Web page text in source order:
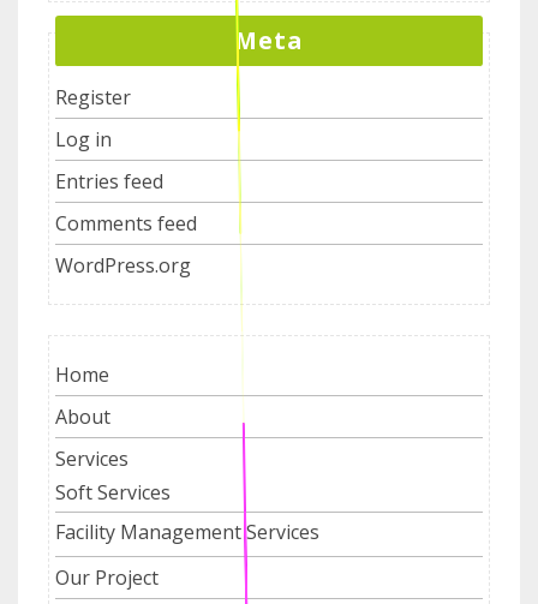
Meta
Register
Log in
Entries feed
Comments feed
WordPress.org
Home
About
Services
Soft Services
Facility Management Services
Our Project